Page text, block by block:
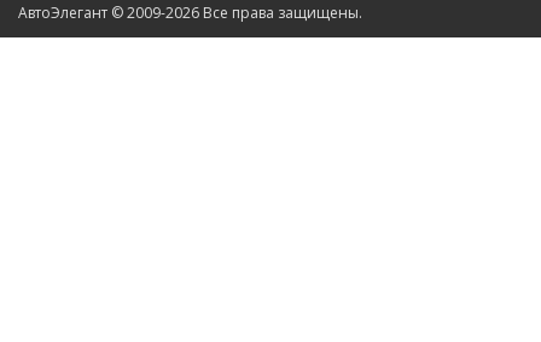
АвтоЭлегант © 2009-2026 Все права защищены.